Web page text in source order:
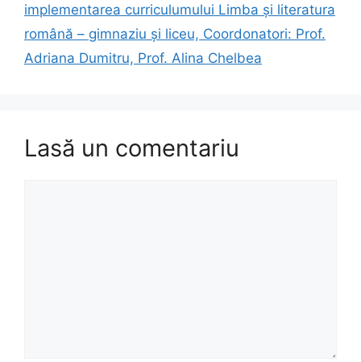
implementarea curriculumului Limba și literatura
română – gimnaziu și liceu, Coordonatori: Prof.
Adriana Dumitru, Prof. Alina Chelbea
Lasă un comentariu